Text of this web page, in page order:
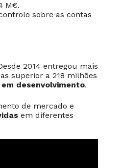
M€.
sobre as contas
2014 entregou mais
superior a 218 milhões
desenvolvimento.
de mercado e
em diferentes